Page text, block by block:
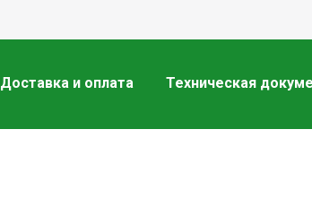
Доставка и оплата Техническая